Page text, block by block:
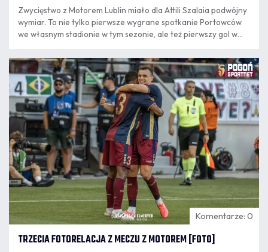
Zwycięstwo z Motorem Lublin miało dla Attili Szalaia podwójny
wymiar. To nie tylko pierwsze wygrane spotkanie Portowców
we własnym stadionie w tym sezonie, ale też pierwszy gol w
obrońca po meczu nie skrywał radości, choć zaznaczył, że
liczy się przede wszystkim wynik zespołu. Notował Dominik
Markiewicz.
08.08
23:01
Komentarze: 0
TRZECIA FOTORELACJA Z MECZU Z MOTOREM [FOTO]